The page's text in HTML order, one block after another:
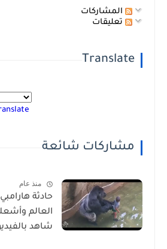
المشاركات
تعليقات
Translate
مشاركات شائعة
منذ عام
حادثة
العالم
شاهد